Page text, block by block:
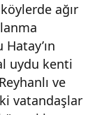
ağır
uydu kenti
ve
vatandaşlar